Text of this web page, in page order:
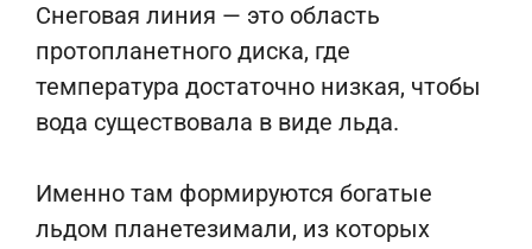
Снеговая линия — это область
протопланетного диска, где
температура достаточно низкая, чтобы
вода существовала в виде льда.
Именно там формируются богатые
льдом планетезимали, из которых